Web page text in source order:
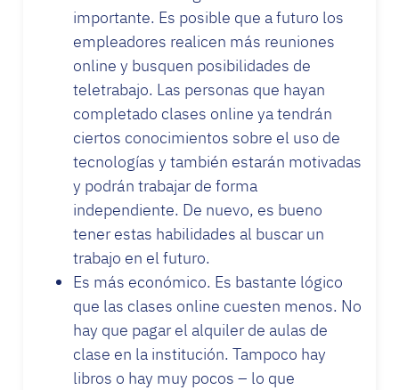
importante. Es posible que a futuro los
empleadores realicen más reuniones
online y busquen posibilidades de
teletrabajo. Las personas que hayan
completado clases online ya tendrán
ciertos conocimientos sobre el uso de
tecnologías y también estarán motivadas
y podrán trabajar de forma
independiente. De nuevo, es bueno
tener estas habilidades al buscar un
trabajo en el futuro.
Es más económico. Es bastante lógico
que las clases online cuesten menos. No
hay que pagar el alquiler de aulas de
clase en la institución. Tampoco hay
libros o hay muy pocos – lo que